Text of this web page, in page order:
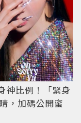
神比例！「緊身
，加碼公開蜜